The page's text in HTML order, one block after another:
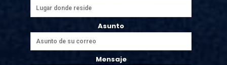
Asunto
Mensaje